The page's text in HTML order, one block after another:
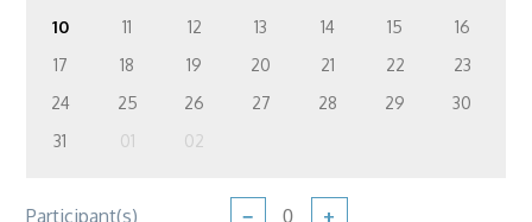
10
11 12 13 14 15
16
17
18 19 20 21 22
23
24
25 26 27 28 29
30
31
01 02
Participant(s) − +